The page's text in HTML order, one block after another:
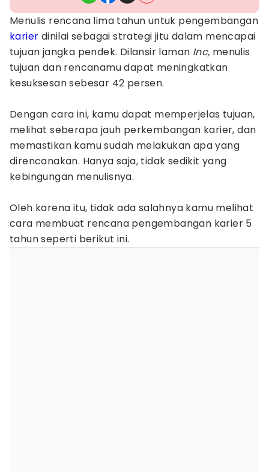
Menulis rencana lima tahun untuk pengembangan
karier dinilai sebagai strategi jitu dalam mencapai
tujuan jangka pendek. Dilansir laman Inc, menulis
tujuan dan rencanamu dapat meningkatkan
kesuksesan sebesar 42 persen.
Dengan cara ini, kamu dapat memperjelas tujuan,
melihat seberapa jauh perkembangan karier, dan
memastikan kamu sudah melakukan apa yang
direncanakan. Hanya saja, tidak sedikit yang
kebingungan menulisnya.
Oleh karena itu, tidak ada salahnya kamu melihat
cara membuat rencana pengembangan karier 5
tahun seperti berikut ini.